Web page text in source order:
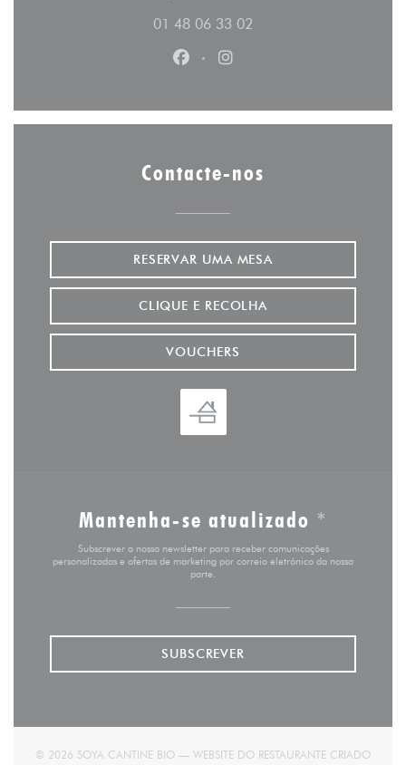
01 48 06 33 02
Facebook ((abre numa nova
Instagram ((abre numa
Contacte-nos
RESERVAR UMA MESA
CLIQUE E RECOLHA
VOUCHERS
Mantenha-se atualizado *
Subscrever a nossa newsletter para receber comunicações
personalizadas e ofertas de marketing por correio eletrónico da nossa
parte.
SUBSCREVER
© 2026 SOYA CANTINE BIO — WEBSITE DO RESTAURANTE CRIADO